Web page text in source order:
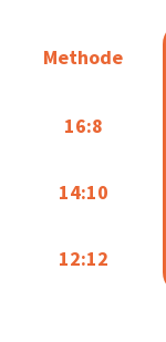
Methode
16:8
14:10
12:12
Methode
16:8
14:10
12:12